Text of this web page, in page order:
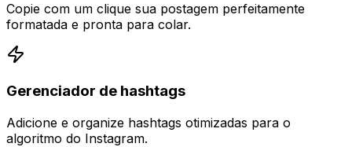
Copie com um clique sua postagem perfeitamente
formatada e pronta para colar.
Gerenciador de hashtags
Adicione e organize hashtags otimizadas para o
algoritmo do Instagram.